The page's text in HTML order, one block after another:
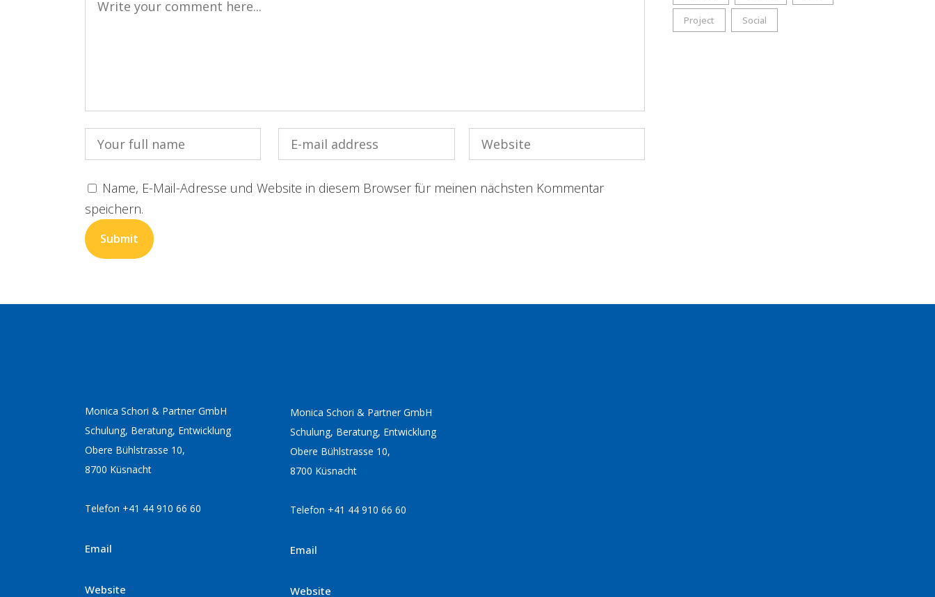
Name, E-Mail-Adresse und Website in diesem Browser für meinen nächsten Kommentar
speichern.
Project Social
Monica Schori & Partner GmbH
Schulung, Beratung, Entwicklung
Obere Bühlstrasse 10,
8700 Küsnacht
Telefon +41 44 910 66 60
Email
Website
Monica Schori & Partner GmbH
Schulung, Beratung, Entwicklung
Obere Bühlstrasse 10,
8700 Küsnacht
Telefon +41 44 910 66 60
Email
Website